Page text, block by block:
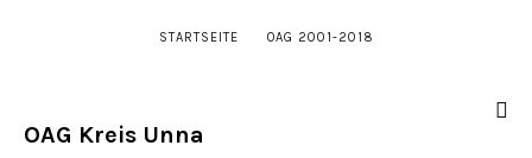
STARTSEITE OAG 2001-2018
OAG Kreis Unna